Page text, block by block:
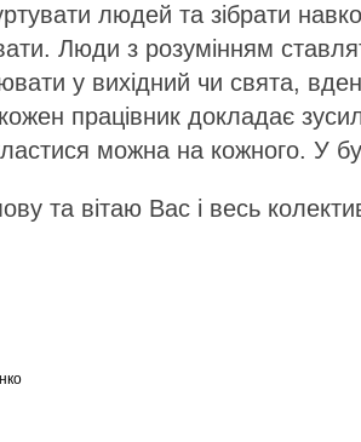
людей та зібрати
Люди з розумінням
у вихідний чи свята,
працівник докладає
можна на кожного. У
та вітаю Вас і весь